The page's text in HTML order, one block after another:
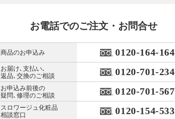
お電話でのご注文・お問合せ
商品のお申込み 0120-164-164
お届け､支払い､
返品､交換のご相談
0120-701-234
お申込み前後の
疑問､修理のご相談
0120-701-567
スロワージュ化粧品
相談窓口
0120-154-533